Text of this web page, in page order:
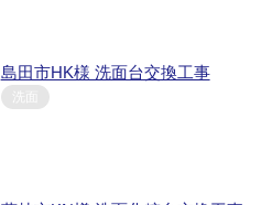
島田市HK様 洗面台交換工事